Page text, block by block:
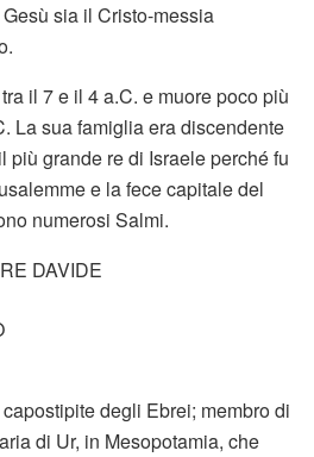
sia il Cristo-messia
il 7 e il 4 a.C. e muore poco più
La sua famiglia era discendente
più grande re di Israele perché fu
e la fece capitale del
numerosi Salmi.
DAVIDE
degli Ebrei; membro di
di Ur, in Mesopotamia, che